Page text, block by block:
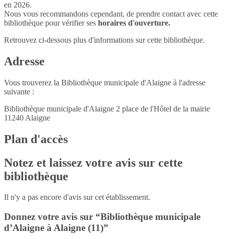
en 2026.
Nous vous recommandons cependant, de prendre contact avec cette
bibliothèque pour vérifier ses horaires d'ouverture.
Retrouvez ci-dessous plus d'informations sur cette bibliothèque.
Adresse
Vous trouverez la Bibliothèque municipale d'Alaigne à l'adresse
suivante :
Bibliothèque municipale d'Alaigne 2 place de l'Hôtel de la mairie
11240 Alaigne
Plan d'accès
Notez et laissez votre avis sur cette
bibliothèque
Il n'y a pas encore d'avis sur cet établissement.
Donnez votre avis sur “Bibliothèque municipale
d’Alaigne à Alaigne (11)”